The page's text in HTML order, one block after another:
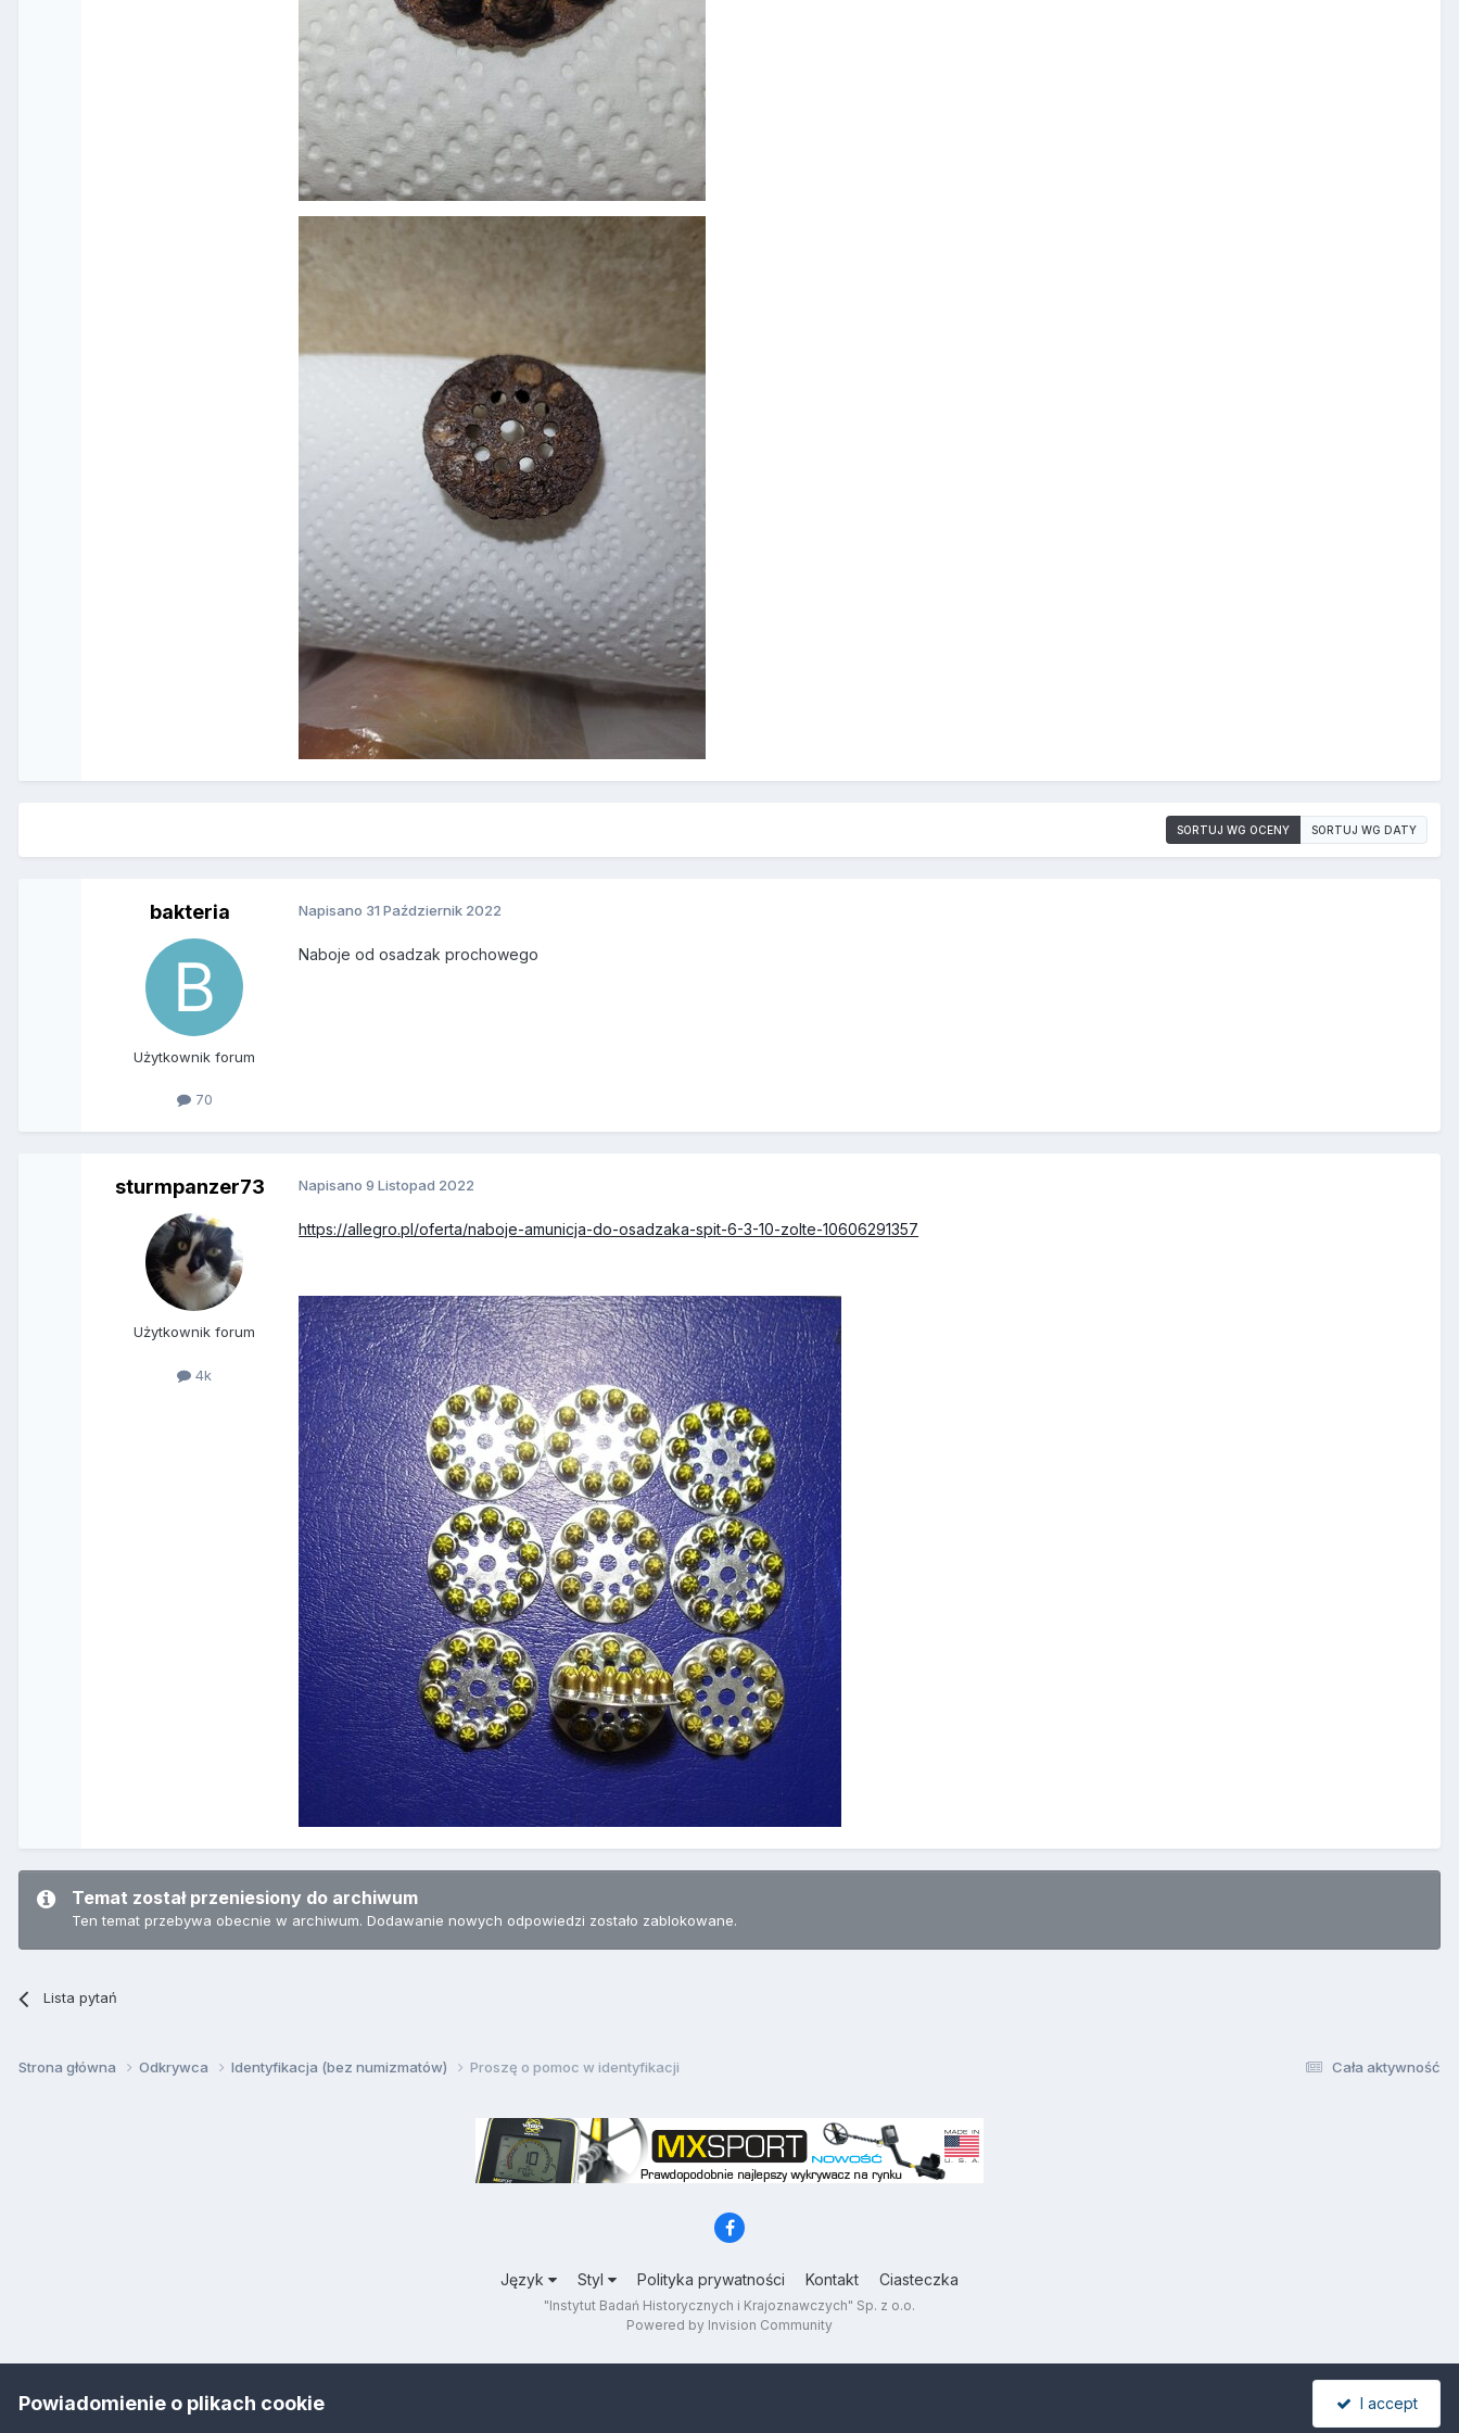
SORTUJ WG OCENY SORTUJ WG DATY
bakteria
Użytkownik forum
70
Napisano 31 Październik 2022
Naboje od osadzak prochowego
sturmpanzer73
Użytkownik forum
4k
Napisano9 Listopad 2022
https://allegro.pl/oferta/naboje-amunicja-do-osadzaka-spit-6-3-10-zolte-10606291357
Temat został przeniesiony do archiwum
Ten temat przebywa obecnie w archiwum. Dodawanie nowych odpowiedzi zostało zablokowane.
Lista pytań
Cała aktywność
Strona główna Odkrywca Identyfikacja (bez numizmatów) Proszę o pomoc w identyfikacji
Język Styl Polityka prywatności Kontakt Ciasteczka
"Instytut Badań Historycznych i Krajoznawczych" Sp. z o.o.
Powered by Invision Community
Powiadomienie o plikach cookie I accept